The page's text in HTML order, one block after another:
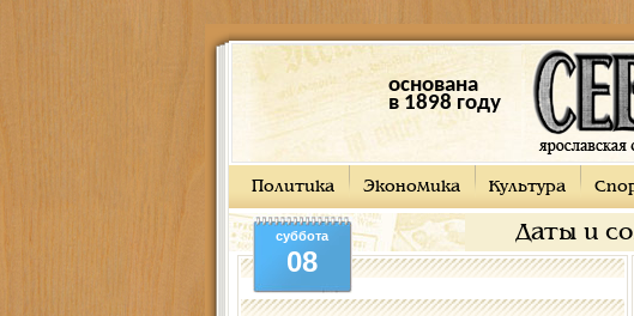
основана
в 1898 году
Политика Экономика Культура
Даты и
суббота
08